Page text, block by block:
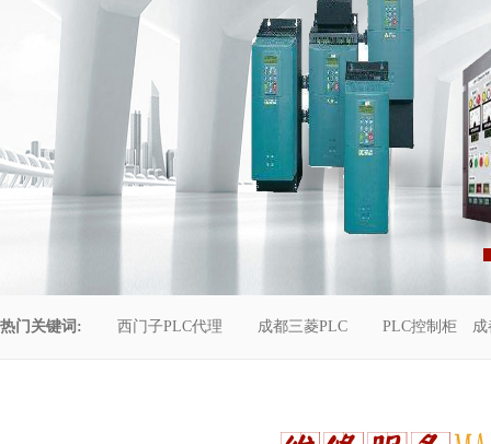
热门关键词: 西门子PLC代理 成都三菱PLC PLC控制柜